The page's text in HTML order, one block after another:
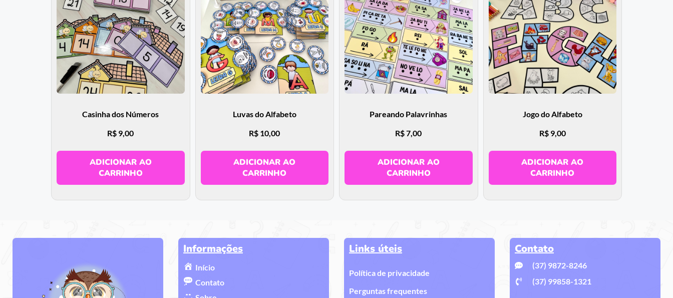
Casinha dos Números
R$ 9,00
ADICIONAR AO
CARRINHO
Luvas do Alfabeto
R$ 10,00
ADICIONAR AO
CARRINHO
Pareando Palavrinhas
R$7,00
ADICIONAR AO
CARRINHO
Jogo do Alfabeto
R$9,00
ADICIONAR AO
CARRINHO
Informações
Início
Contato
Links úteis
Política de privacidade
Perguntas frequentes
Contato
(37) 9872-8246
(37) 99858-1321